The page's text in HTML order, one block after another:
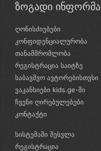
ზოგადი
ღონისძიებები
კონფიდენციალურობა
თანამშრომლობა
რეგისტრაცია საიტზე
საბავშვო ავტორებისთვსი
ვაკანსიები kids.ge-ში
ჩვენი ღირებულებები
კონტაქტი
სისტემაში შესვლა
რეგისტრაცია